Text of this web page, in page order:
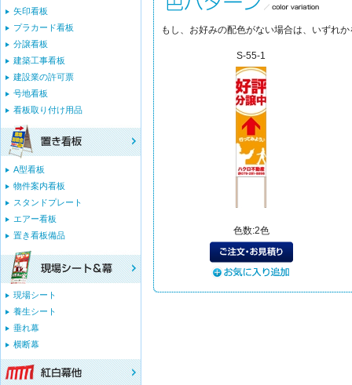
もし、お好みの配色がない場合は、いずれ
S-55-1
色数:2色
矢印看板
プラカード看板
分譲看板
建築工事看板
建設業の許可票
号地看板
看板取り付け用品
A型看板
物件案内看板
スタンドプレート
エアー看板
置き看板備品
現場シート
養生シート
垂れ幕
横断幕